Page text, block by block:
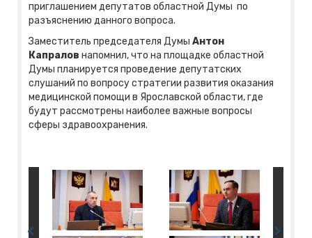
приглашением депутатов областной Думы по
разъяснению данного вопроса.
Заместитель председателя Думы Антон
Капралов напомнил, что на площадке областной
Думы планируется проведение депутатских
слушаний по вопросу стратегии развития оказания
медицинской помощи в Ярославской области, где
будут рассмотрены наиболее важные вопросы
сферы здравоохранения.